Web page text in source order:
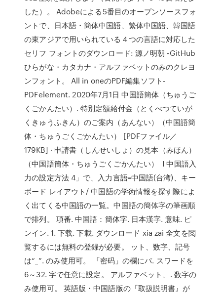
した）。 Adobeによる5番目のオープンソースフォ
ントで、日本語・簡体中国語、繁体中国語、韓国語
の東アジアで用いられている４つの言語に対応した
セリフ フォントのダウンロード: 源ノ明朝 -GitHub
ひらがな・カタカナ・アルファベットのみのクレヨ
ンフォント。 All in oneのPDF編集ソフト-
PDFelement. 2020年7月1日 中国語簡体（ちゅうご
くごかんたい）. 特別定額給付金（とくべつていが
くきゅうふきん）のご案内（あんない）（中国語簡
体・ちゅうごくごかんたい） [PDFファイル／
179KB] · 申請書（しんせいしょ）の見本（みほん）
（中国語簡体・ちゅうごくごかんたい） Ⅰ 中国語入
力の設定方法 4」で、入力言語=中国語(台湾)、キー
ボード レイアウト/ 中国語の学術情報を探す際によ
く出てくる中国語の一覧。中国語の簡体字の筆画順
で排列。 項番. 中国語：簡体字. 日本漢字. 意味. ピ
ンイン. 1. 下载. 下載. ダウンロード xia zai 全文を閲
覧するには無料の登録が必要。 ット、数字、記号
は“_”. のみ使用可。 「密码」の欄にパ. スワードを
6～32. 字で任意に設定。 アルファベット、. 数字の
み使用可。 英語版・中国語版の『取扱説明書』が